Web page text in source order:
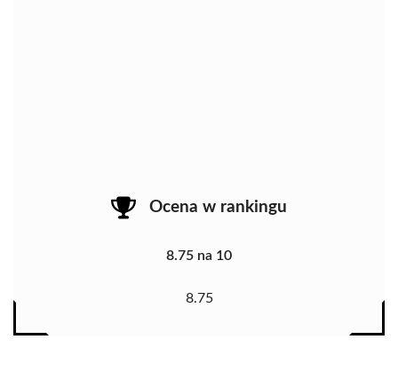
Ocena w rankingu
8.75 na 10
8.75